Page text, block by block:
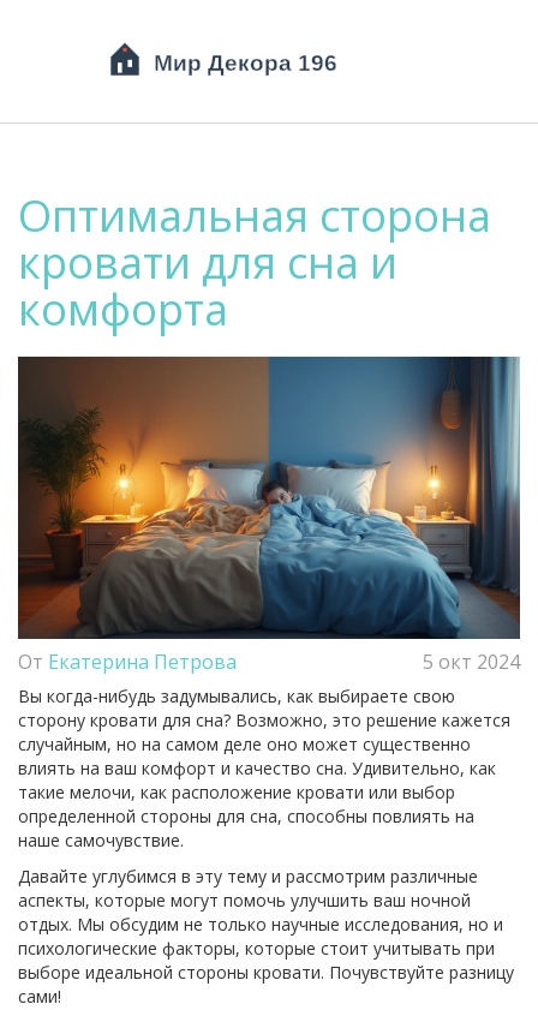
Оптимальная сторона
кровати для сна и
комфорта
От Екатерина Петрова 5 окт 2024
Вы когда-нибудь задумывались, как выбираете свою
сторону кровати для сна? Возможно, это решение кажется
случайным, но на самом деле оно может существенно
влиять на ваш комфорт и качество сна. Удивительно, как
такие мелочи, как расположение кровати или выбор
определенной стороны для сна, способны повлиять на
наше самочувствие.
Давайте углубимся в эту тему и рассмотрим различные
аспекты, которые могут помочь улучшить ваш ночной
отдых. Мы обсудим не только научные исследования, но и
психологические факторы, которые стоит учитывать при
выборе идеальной стороны кровати. Почувствуйте разницу
сами!